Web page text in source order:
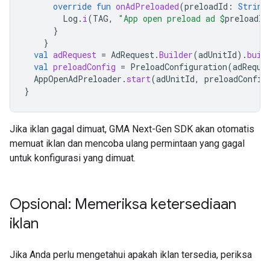
override fun onAdPreloaded(preloadId : String
Log . i(TAG, "App open preload ad $preloadId
}
}
val adRequest = AdRequest.Builder(adUnitId).
val preloadConfig = PreloadConfiguration(
AppOpenAdPreloader . start(adUnitId, preloadConfig
}
Jika iklan gagal dimuat, GMA Next-Gen SDK akan otomatis
memuat iklan dan mencoba ulang permintaan yang gagal
untuk konfigurasi yang dimuat.
Opsional: Memeriksa ketersediaan
iklan
Jika Anda perlu mengetahui apakah iklan tersedia, periksa